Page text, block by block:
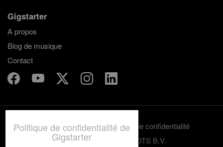
Gigstarter
A propos
Blog de musique
Contact
Termes et conditions
Politique de confidentialité
© 2012-2026 GRASSROOTS B.V.
Politique de confidentialité de
Gigstarter